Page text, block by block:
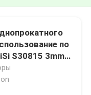
по
S30815 3mm